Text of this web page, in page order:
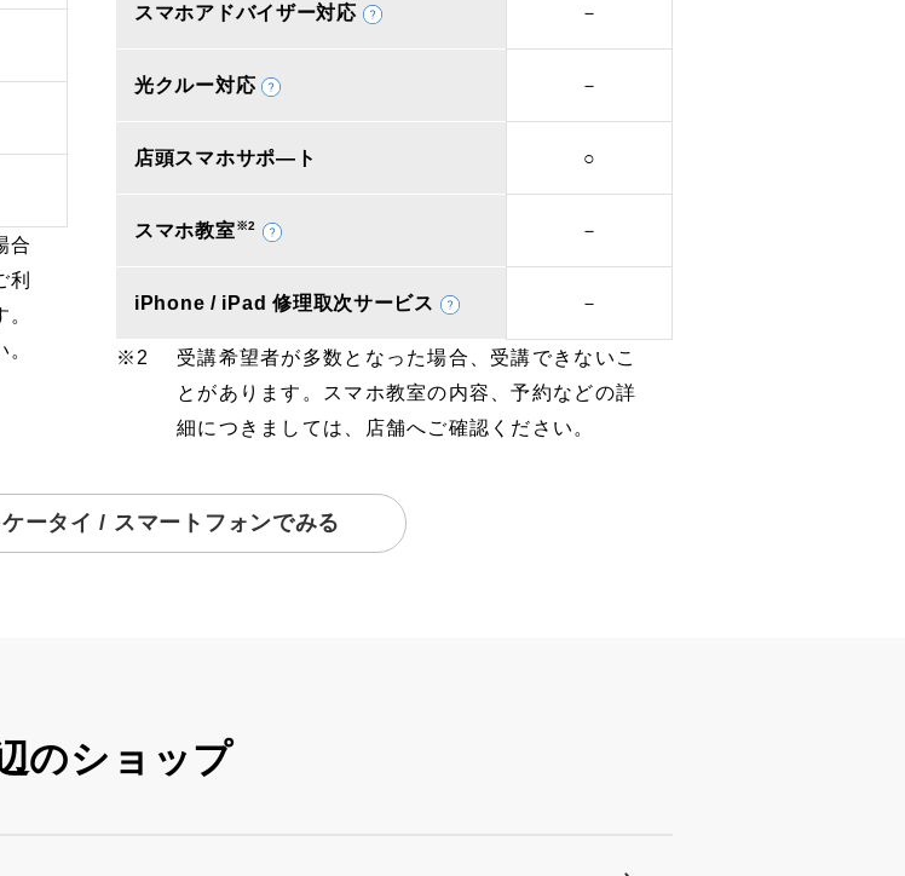
合
利
スマホアドバイザー対応 －
光クルー対応 －
店頭スマホサポ―ト ○
スマホ教室※2 －
iPhone / iPad 修理取次サービス －
受講希望者が多数となった場合、受講できないこ
とがあります。スマホ教室の内容、予約などの詳
細につきましては、店舗へご確認ください。
ータイ / スマートフォンでみる
のショップ